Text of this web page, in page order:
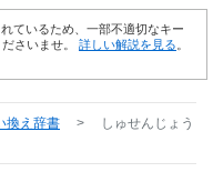
ているため、一部不適切なキー
さいませ。 詳しい解説を見る。
換え辞書 >
しゅせんじょう